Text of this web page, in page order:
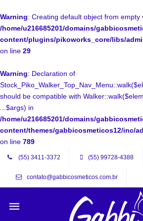
Warning: Creating default object from empty
/home/u216685201/domains/
content/plugins/pikoworks_core/libs/
on line 29
Warning: Declaration of
should be compatible with
...$args) in
/home/u216685201/domains/
content/themes/gabbicosmeticos12/inc/
on line 789
(55) 3411-3372 (55) 99728-4388
contato@gabbicosmeticos.com.br
Mobile